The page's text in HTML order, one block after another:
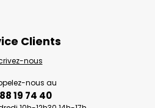
Clients
nous
nous au
19 74 40